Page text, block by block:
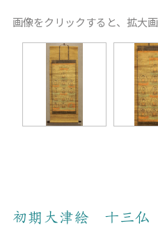
画像をクリックすると、拡大
初期大津絵 十三仏